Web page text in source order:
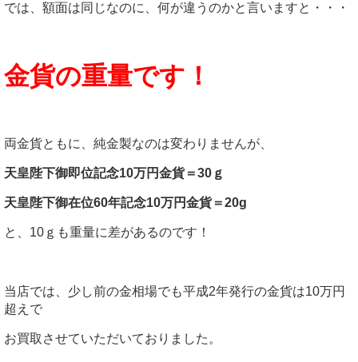
では、額面は同じなのに、何が違うのかと言いますと・・・
金貨の重量です！
両金貨ともに、純金製なのは変わりませんが、
天皇陛下御即位記念10万円金貨＝30ｇ
天皇陛下御在位60年記念10万円金貨＝20g
と、10ｇも重量に差があるのです！
当店では、少し前の金相場でも平成2年発行の金貨は10万円
超えで
お買取させていただいておりました。